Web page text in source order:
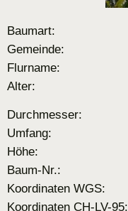
Baumart:
Gemeinde:
Flurname:
Alter:
Durchmesser:
Umfang:
Höhe:
Baum-Nr.:
Koordinaten WGS:
Koordinaten CH-LV-95: